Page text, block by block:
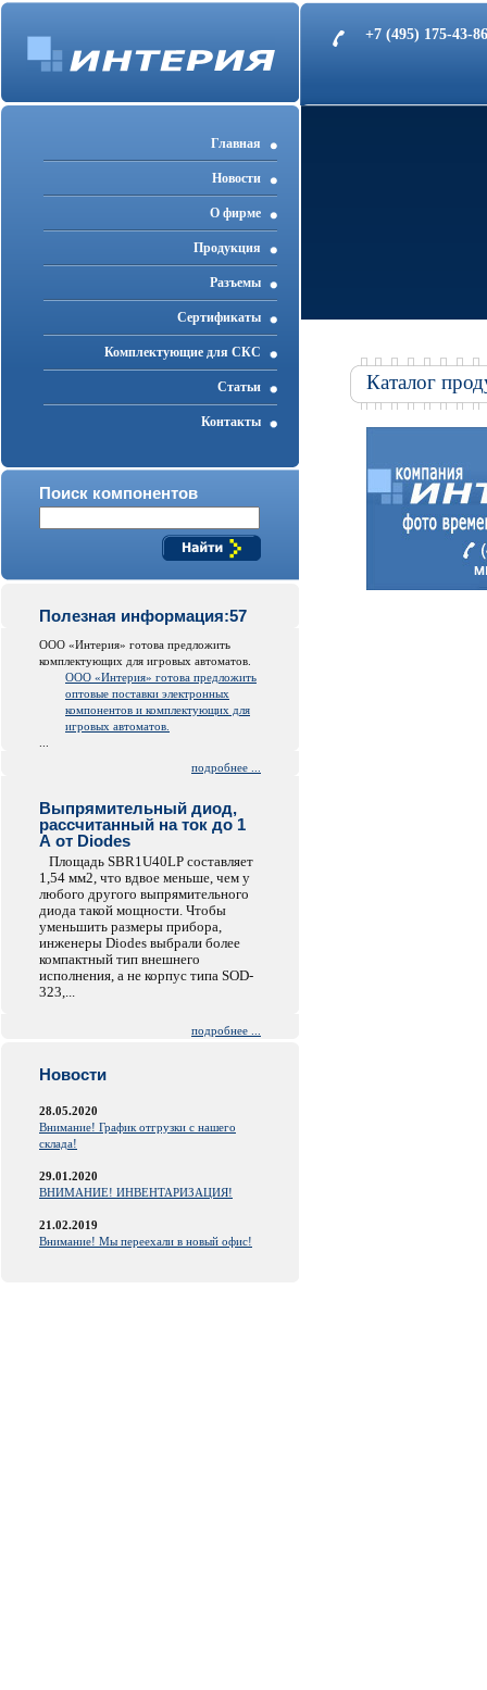
+7 (495) 175-43-
Главная
Новости
О фирме
Продукция
Разъемы
Cертификаты
Комплектующие для СКС
Статьи
Контакты
Поиск компонентов
Полезная информация:57
ООО «Интерия» готова предложить
комплектующих для игровых автоматов.
ООО «Интерия» готова предложить
оптовые поставки электронных
компонентов и комплектующих для
игровых автоматов.
подробнее ...
Выпрямительный диод,
рассчитанный на ток до 1
А от Diodes
Площадь SBR1U40LP составляет
1,54 мм2, что вдвое меньше, чем у
любого другого выпрямительного
диода такой мощности. Чтобы
уменьшить размеры прибора,
инженеры Diodes выбрали более
компактный тип внешнего
исполнения, а не корпус типа SOD-
323,...
подробнее ...
Новости
28.05.2020
Внимание! График отгрузки с нашего
склада!
29.01.2020
ВНИМАНИЕ! ИНВЕНТАРИЗАЦИЯ!
21.02.2019
Внимание! Мы переехали в новый офис!
Каталог